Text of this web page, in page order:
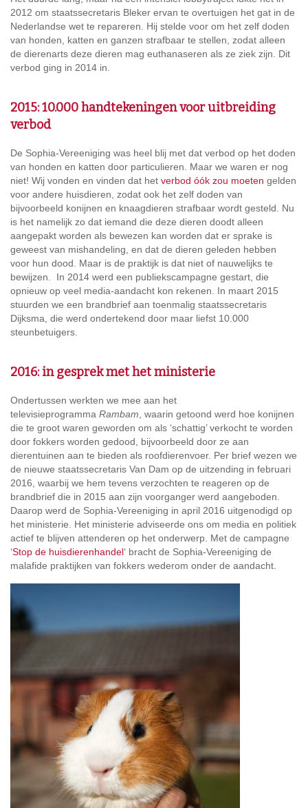
2012 om staatssecretaris Bleker ervan te overtuigen het gat in de
Nederlandse wet te repareren. Hij stelde voor om het zelf doden
van honden, katten en ganzen strafbaar te stellen, zodat alleen
de dierenarts deze dieren mag euthanaseren als ze ziek zijn. Dit
verbod ging in 2014 in.
2015: 10.000 handtekeningen voor uitbreiding
verbod
De Sophia-Vereeniging was heel blij met dat verbod op het doden
van honden en katten door particulieren. Maar we waren er nog
niet! Wij vonden en vinden dat het verbod óók zou moeten gelden
voor andere huisdieren, zodat ook het zelf doden van
bijvoorbeeld konijnen en knaagdieren strafbaar wordt gesteld. Nu
is het namelijk zo dat iemand die deze dieren doodt alleen
aangepakt worden als bewezen kan worden dat er sprake is
geweest van mishandeling, en dat de dieren geleden hebben
voor hun dood. Maar is de praktijk is dat niet of nauwelijks te
bewijzen. In 2014 werd een publiekscampagne gestart, die
opnieuw op veel media-aandacht kon rekenen. In maart 2015
stuurden we een brandbrief aan toenmalig staatssecretaris
Dijksma, die werd ondertekend door maar liefst 10.000
steunbetuigers.
2016: in gesprek met het ministerie
Ondertussen werkten we mee aan het
televisieprogramma Rambam , waarin getoond werd hoe konijnen
die te groot waren geworden om als ‘schattig’ verkocht te worden
door fokkers worden gedood, bijvoorbeeld door ze aan
dierentuinen aan te bieden als roofdierenvoer. Per brief wezen we
de nieuwe staatssecretaris Van Dam op de uitzending in februari
2016, waarbij we hem tevens verzochten te reageren op de
brandbrief die in 2015 aan zijn voorganger werd aangeboden.
Daarop werd de Sophia-Vereeniging in april 2016 uitgenodigd op
het ministerie. Het ministerie adviseerde ons om media en politiek
actief te blijven attenderen op het onderwerp. Met de campagne
‘Stop de huisdierenhandel‘ bracht de Sophia-Vereeniging de
malafide praktijken van fokkers wederom onder de aandacht.